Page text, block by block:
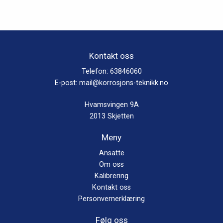
Kontakt oss
Telefon: 63846060
E-post: mail@korrosjons-teknikk.no
Hvamsvingen 9A
2013 Skjetten
Meny
Ansatte
Om oss
Kalibrering
Kontakt oss
Personvernerklæring
Følg oss